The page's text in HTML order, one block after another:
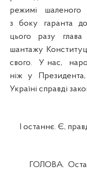
режимі шаленого
з боку гаранта
цього разу
шантажу
свого. У нас,
ніж у
Україні справді
І останнє. Є,
ГОЛОВА.